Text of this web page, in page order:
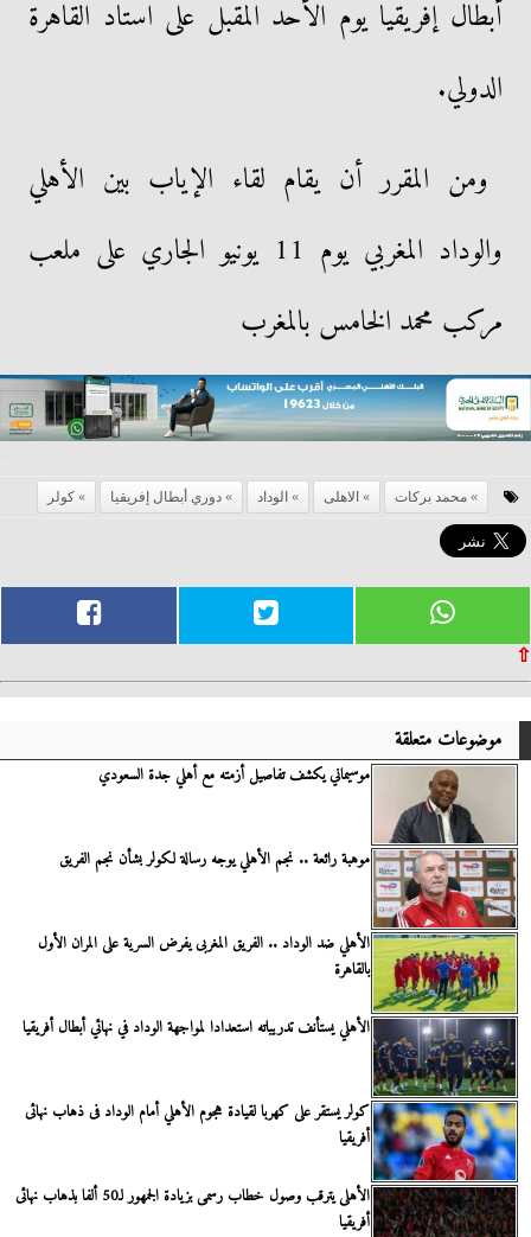
أبطال إفريقيا يوم الأحد المقبل على استاد القاهرة
الدولي.
ومن المقرر أن يقام لقاء الإياب بين الأهلي
والوداد المغربي يوم 11 يونيو الجاري على ملعب
مركب محمد الخامس بالمغرب
محمد بركات الاهلى الوداد دوري أبطال إفريقيا كولر
⇧
موضوعات متعلقة
موسيماني يكشف تفاصيل أزمته مع أهلي جدة السعودي
موهبة رائعة .. نجم الأهلي يوجه رسالة لكولر بشأن نجم الفريق
الأهلي ضد الوداد .. الفريق المغربى يفرض السرية على المران الأول
بالقاهرة
الأهلي يستأنف تدريباته استعدادا لمواجهة الوداد في نهائي أبطال أفريقيا
كولر يستقر على كهربا لقيادة هجوم الأهلي أمام الوداد فى ذهاب نهائى
أفريقيا
الأهلى يترقب وصول خطاب رسمى بزيادة الجمهور لـ50 ألفا بذهاب نهائى
أفريقيا